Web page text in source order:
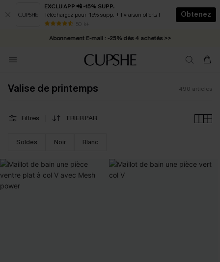
EXCLU APP 📲 -15% SUPP.
Téléchargez pour -15% supp. + livraison offerts !
50 k+
Obtenez
* Livraison éclair 2-3 jours ouvrés >>
Abonnement E-mail : -25% dès 4 achetés >>
Valise de printemps 490 articles
Filtres TRIER PAR
Soldes Noir Blanc